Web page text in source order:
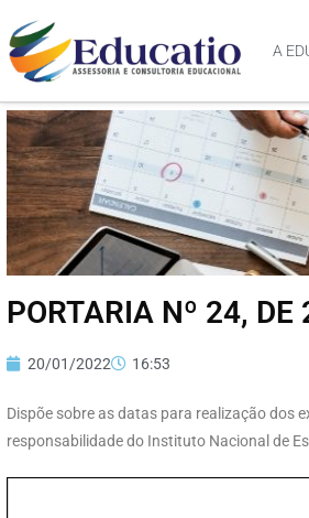
A
PORTARIA Nº 24,
20/01/2022 16:53
Dispõe sobre as datas para realização dos
responsabilidade do Instituto Nacional de